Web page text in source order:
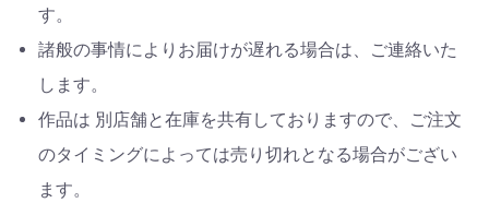
す。
諸般の事情によりお届けが遅れる場合は、ご連絡いた
します。
作品は 別店舗と在庫を共有しておりますので、ご注文
のタイミングによっては売り切れとなる場合がござい
ます。